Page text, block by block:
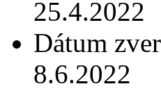
25.4.2022
Dátum
8.6.2022